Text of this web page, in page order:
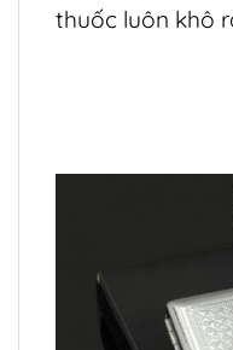
thuốc luôn khô